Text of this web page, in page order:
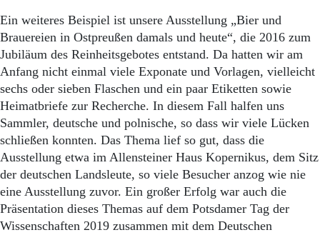
Ein weiteres Beispiel ist unsere Ausstellung „Bier und
Brauereien in Ostpreußen damals und heute“, die 2016 zum
Jubiläum des Reinheitsgebotes entstand. Da hatten wir am
Anfang nicht einmal viele Exponate und Vorlagen, vielleicht
sechs oder sieben Flaschen und ein paar Etiketten sowie
Heimatbriefe zur Recherche. In diesem Fall halfen uns
Sammler, deutsche und polnische, so dass wir viele Lücken
schließen konnten. Das Thema lief so gut, dass die
Ausstellung etwa im Allensteiner Haus Kopernikus, dem Sitz
der deutschen Landsleute, so viele Besucher anzog wie nie
eine Ausstellung zuvor. Ein großer Erfolg war auch die
Präsentation dieses Themas auf dem Potsdamer Tag der
Wissenschaften 2019 zusammen mit dem Deutschen